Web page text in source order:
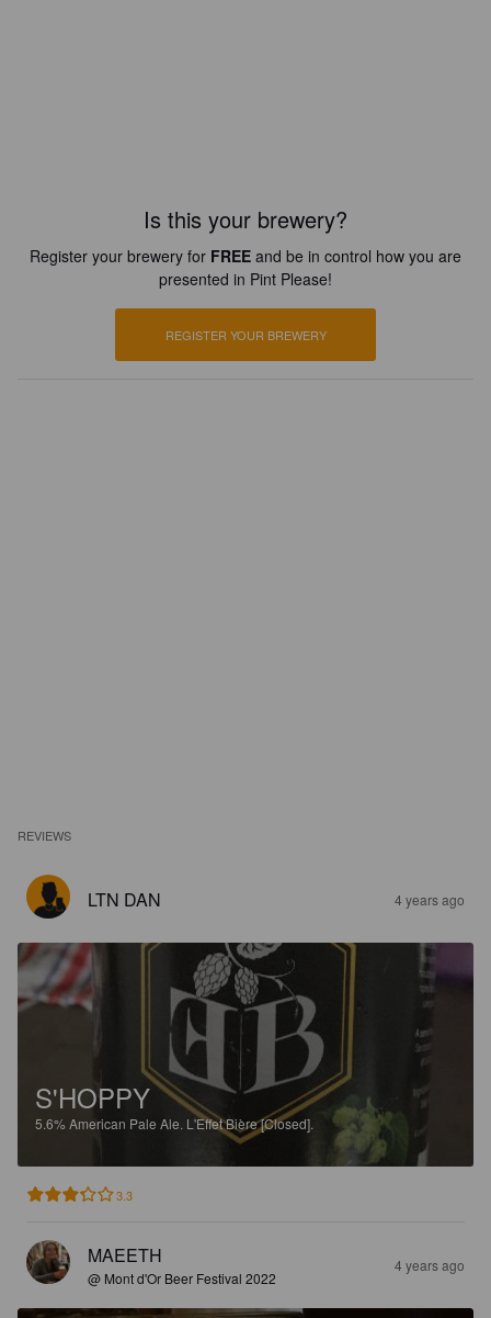
Is this your brewery?
Register your brewery for FREE and be in control how you are
presented in Pint Please!
REGISTER YOUR BREWERY
REVIEWS
LTN DAN 4 years ago
S'HOPPY
5.6% American Pale Ale. L'Effet Bière [Closed].
3.3
MAEETH
@ Mont d'Or Beer Festival 2022
4 years ago